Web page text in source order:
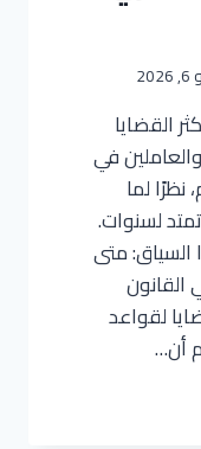
القضايا
والعاملين في
لما
لسنوات.
السياق: متى
لقواعد
أن…